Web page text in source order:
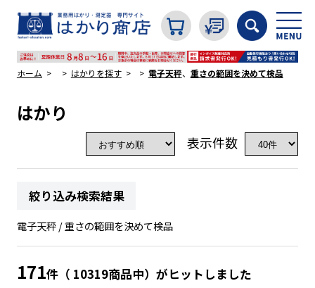
ホーム はかりを探す 電子天秤、 重さの範囲を決めて検品
はかり
表示件数
絞り込み検索結果
電子天秤 / 重さの範囲を決めて検品
171件（ 10319商品中）がヒットしました